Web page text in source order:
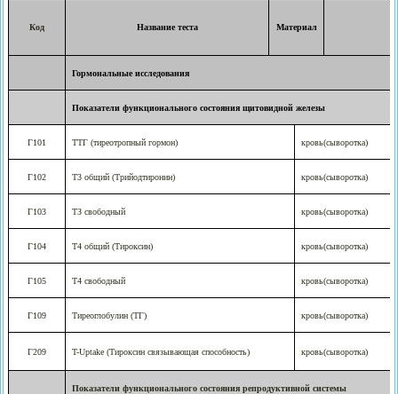
Код Название теста Материал
Гормональные исследования
Показатели функционального состояния щитовидной железы
Г101 ТТГ (тиреотропный гормон) кровь(сыворотка)
Г102 Т3 общий (Трийодтиронин) кровь(сыворотка)
Г103 ТЗ свободный кровь(сыворотка)
Г104 Т4 общий (Тироксин) кровь(сыворотка)
Г105 T4 свободный кровь(сыворотка)
Г109 Тиреоглобулин (ТГ) кровь(сыворотка)
Г209 T-Uptake (Тироксин связывающая способность) кровь(сыворотка)
Показатели функционального состояния репродуктивной системы